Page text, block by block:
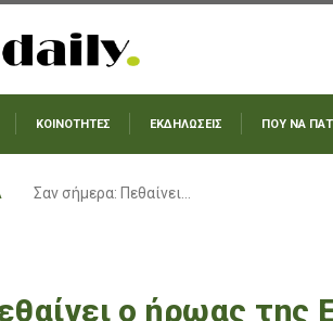
ΚΟΙΝΟΤΗΤΕΣ ΕΚΔΗΛΩΣΕΙΣ ΠΟΥ ΝΑ
Σαν σήμερα: Πεθαίνει…
ο ήρωας της